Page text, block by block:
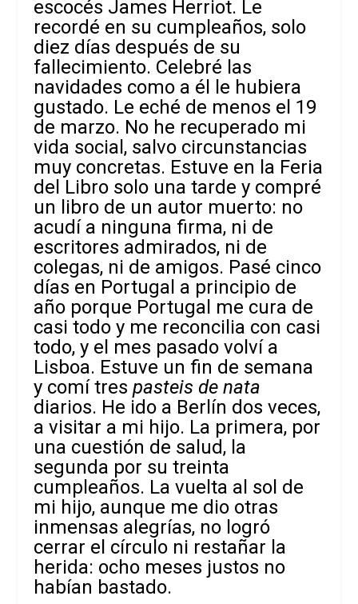
escocés James Herriot. Le
recordé en su cumpleaños, solo
diez días después de su
fallecimiento. Celebré las
navidades como a él le hubiera
gustado. Le eché de menos el 19
de marzo. No he recuperado mi
vida social, salvo circunstancias
muy concretas. Estuve en la Feria
del Libro solo una tarde y compré
un libro de un autor muerto: no
acudí a ninguna firma, ni de
escritores admirados, ni de
colegas, ni de amigos. Pasé cinco
días en Portugal a principio de
año porque Portugal me cura de
casi todo y me reconcilia con casi
todo, y el mes pasado volví a
Lisboa. Estuve un fin de semana
y comí trespasteis de nata
diarios. He ido a Berlín dos veces,
a visitar a mi hijo. La primera, por
una cuestión de salud, la
segunda por su treinta
cumpleaños. La vuelta al sol de
mi hijo, aunque me dio otras
inmensas alegrías, no logró
cerrar el círculo ni restañar la
herida: ocho meses justos no
habían bastado.